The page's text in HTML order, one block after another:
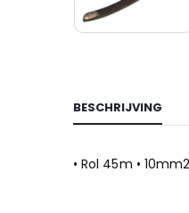
BESCHRIJVING
• Rol 45m •